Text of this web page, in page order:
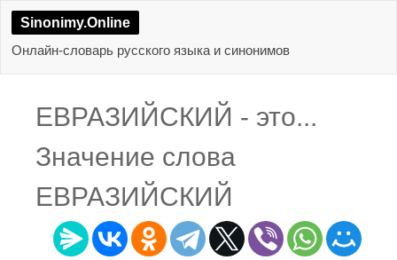
Sinonimy.Online
Онлайн-словарь русского языка и синонимов
ЕВРАЗИЙСКИЙ - это...
Значение слова
ЕВРАЗИЙСКИЙ